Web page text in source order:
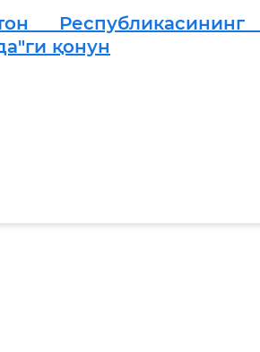
қонун